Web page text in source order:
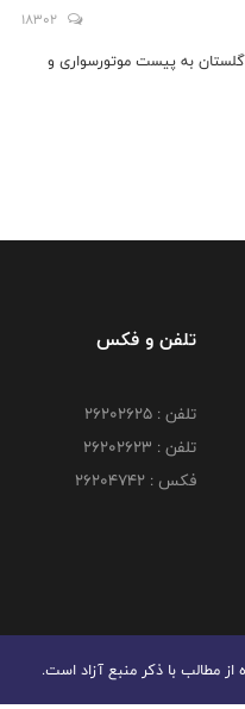
18302
به پیست موتورسواری و
تلفن و فکس
تلفن : ۲۶۲۰۲۶۲۵
تلفن : ۲۶۲۰۲۶۲۳
فکس : ۲۶۲۰۴۷۴۲
مطالب با ذكر منبع آزاد است.